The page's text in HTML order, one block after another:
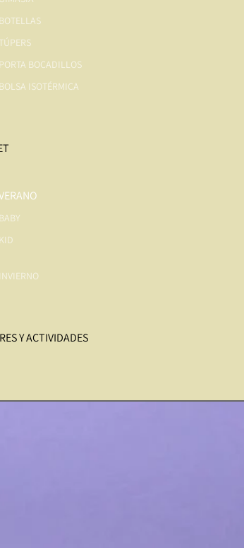
BOTELLAS
TÚPERS
PORTA BOCADILLOS
BOLSA ISOTÉRMICA
BABY
KID
INVIERNO
Y ACTIVIDADES